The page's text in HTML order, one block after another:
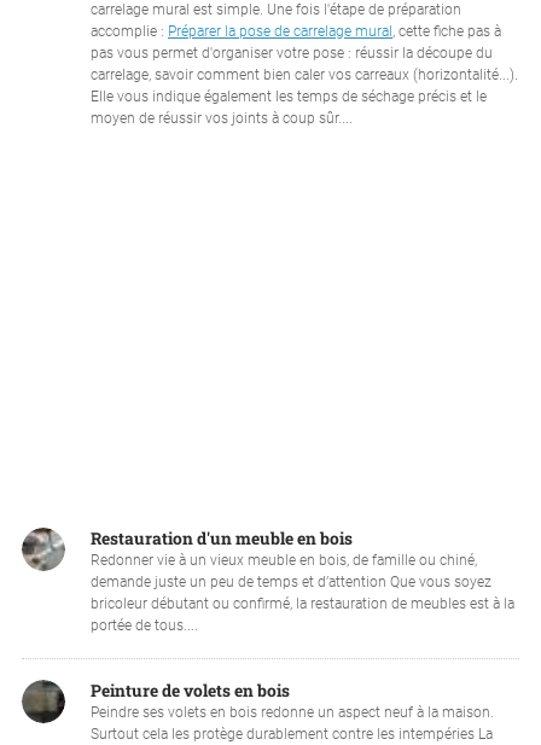
carrelage mural est simple. Une fois l'étape de préparation
accomplie : Préparer la pose de carrelage mural , cette fiche pas à
pas vous permet d'organiser votre pose : réussir la découpe du
carrelage, savoir comment bien caler vos carreaux (horizontalité...).
Elle vous indique également les temps de séchage précis et le
moyen de réussir vos joints à coup sûr....
Restauration d'un meuble en bois
Redonner vie à un vieux meuble en bois, de famille ou chiné,
demande juste un peu de temps et d’attention Que vous soyez
bricoleur débutant ou confirmé, la restauration de meubles est à la
portée de tous....
Peinture de volets en bois
Peindre ses volets en bois redonne un aspect neuf à la maison.
Surtout cela les protège durablement contre les intempéries La